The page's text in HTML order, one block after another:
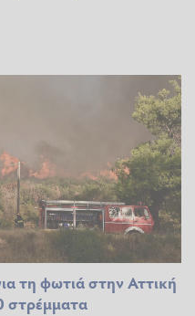
τη φωτιά στην Αττική
στρέμματα